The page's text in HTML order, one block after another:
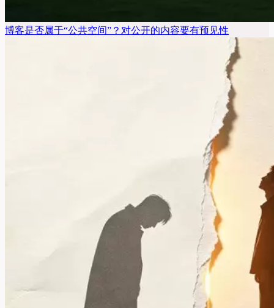
博客是否属于“公共空间”？对公开的内容要有预见性